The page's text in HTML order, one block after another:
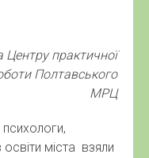
Центру практичної
Полтавського
МРЦ
психологи,
освіти міста взяли